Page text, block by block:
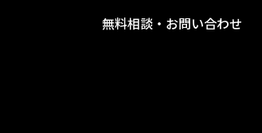
無料相談・お問い合わせ